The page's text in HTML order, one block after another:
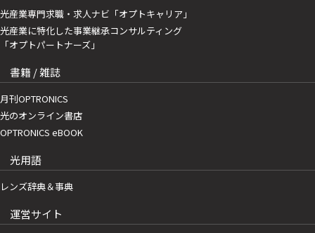
光産業専門求職・求人ナビ「オプトキャリア」
光産業に特化した事業継承コンサルティング
「オプトパートナーズ」
書籍 / 雑誌
月刊OPTRONICS
光のオンライン書店
OPTRONICS eBOOK
光用語
レンズ辞典＆事典
運営サイト